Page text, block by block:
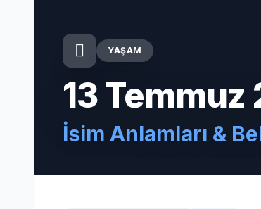
YAŞAM
13
İsim Anlamları &